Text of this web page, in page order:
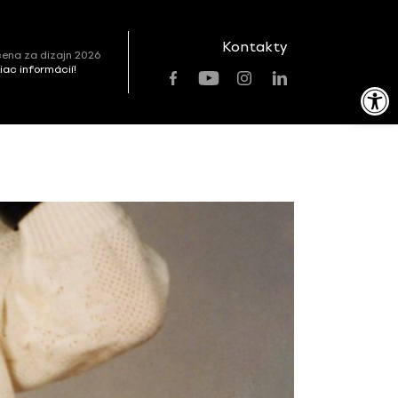
Open toolbar
za dizajn 2026
informácií!
Kontakty